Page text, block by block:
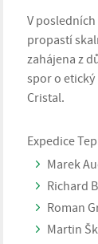
V
propastí
zahájena z
spor o etický
Cristal.
Expedice
Marek
Richard
Roman
Martin